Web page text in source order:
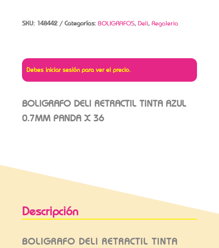
SKU: 148442 Categorías: BOLIGRAFOS, Deli, Regaleria
Debes iniciar sesión para ver el precio.
BOLIGRAFO DELI RETRACTIL TINTA AZUL
0.7MM PANDA X 36
Descripción
BOLIGRAFO DELI RETRACTIL TINTA